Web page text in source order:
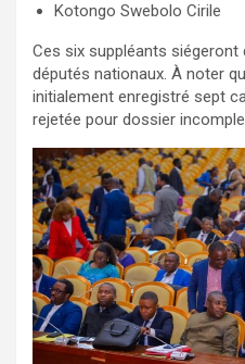
Kotongo Swebolo Cirile
Ces six suppléants siégeront
députés nationaux. À noter
initialement enregistré sept
rejetée pour dossier